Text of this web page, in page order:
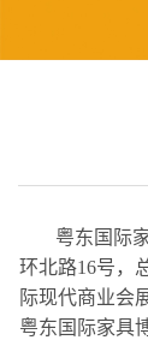
粤东国际家
环北路16号，
际现代商业会
粤东国际家具